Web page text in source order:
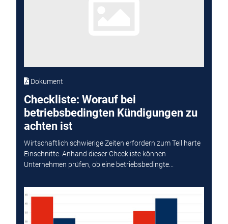
Dokument
Checkliste: Worauf bei
betriebsbedingten Kündigungen zu
achten ist
Wirtschaftlich schwierige Zeiten erfordern zum Teil harte
Einschnitte. Anhand dieser Checkliste können
Unternehmen prüfen, ob eine betriebsbedingte...